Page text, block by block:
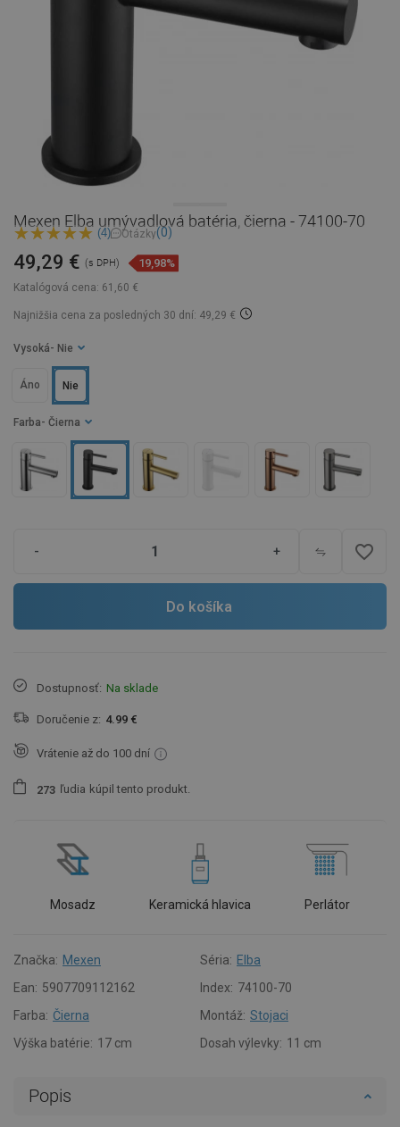
Mexen Elba umývadlová batéria, čierna - 74100-70
(4) Otázky(0)
Katalógová cena: 61,60 €
49,29 € (s DPH) 19,98%
Najnižšia cena za posledných 30 dní: 49,29 €
Farba - Čierna
Vysoká - Nie
Nie
Áno
- + favorite_border
Do košíka
Dostupnosť: Na sklade
Doručenie z: 4.99 €
Vrátenie až do 100 dní
273 ľudia kúpil tento produkt.
Mosadz Keramická hlavica Perlátor
Značka: Mexen Séria: Elba
Ean: 5907709112162 Index: 74100-70
Farba: Čierna Montáž: Stojaci
Výška batérie: 17 cm Dosah výlevky: 11 cm
Popis